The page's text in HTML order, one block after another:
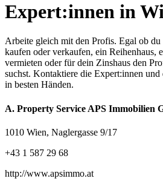
Expert:innen in
Arbeite gleich mit den Profis. Egal ob du
kaufen oder verkaufen, ein Reihenhaus,
vermieten oder für dein Zinshaus den
suchst. Kontaktiere die Expert:innen
in besten Händen.
A. Property Service APS Immobilien
1010 Wien, Naglergasse 9/17
+43 1 587 29 68
http://www.apsimmo.at